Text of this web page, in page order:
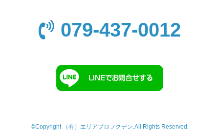
079-437-0012
©Copyright （有）エリアプロフクデン.All Rights Reserved.